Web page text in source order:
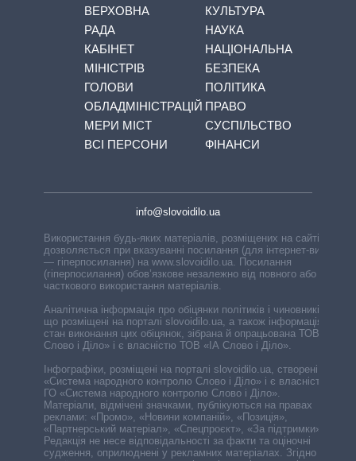
ВЕРХОВНА
РАДА
КАБІНЕТ
МІНІСТРІВ
ГОЛОВИ
ОБЛАДМІНІСТРАЦІЙ
МЕРИ МІСТ
ВСІ ПЕРСОНИ
КУЛЬТУРА
НАУКА
НАЦІОНАЛЬНА
БЕЗПЕКА
ПОЛІТИКА
ПРАВО
СУСПІЛЬСТВО
ФІНАНСИ
info@slovoidilo.ua
Використання будь-яких матеріалів, розміщених на сайті,
дозволяється при вказуванні посилання (для інтернет-видань
— гіперпосилання) на www.slovoidilo.ua. Посилання
(гіперпосилання) обов’язкове незалежно від повного або
часткового використання матеріалів.
Аналітична інформація про обіцянки політиків і чиновників,
що розміщені на порталі slovoidilo.ua, а також інформація про
стан виконання цих обіцянок, зібрана й опрацьована ТОВ «ІА
Слово і Діло» і є власністю ТОВ «ІА Слово і Діло».
Інфографіки, розміщені на порталі slovoidilo.ua, створені ГО
«Система народного контролю Слово і Діло» і є власністю
ГО «Система народного контролю Слово і Діло».
Матеріали, відмічені значками, публікуються на правах
реклами: «Промо», «Новини компаній», «Позиція»,
«Партнерський матеріал», «Спецпроєкт», «За підтримки».
Редакція не несе відповідальності за факти та оціночні
судження, оприлюднені у рекламних матеріалах. Згідно з